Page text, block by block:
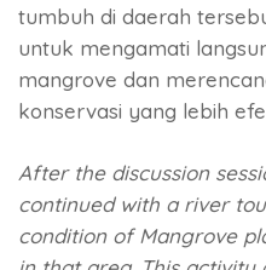
tumbuh di daerah
untuk mengamati
mangrove dan
konservasi yang lebih
After the discussion
continued with a river
condition of Mangrove